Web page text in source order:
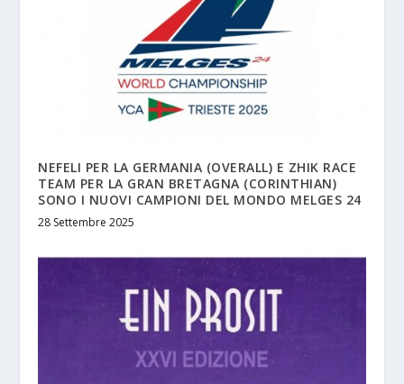
NEFELI PER LA GERMANIA (OVERALL) E ZHIK RACE
TEAM PER LA GRAN BRETAGNA (CORINTHIAN)
SONO I NUOVI CAMPIONI DEL MONDO MELGES 24
28 Settembre 2025